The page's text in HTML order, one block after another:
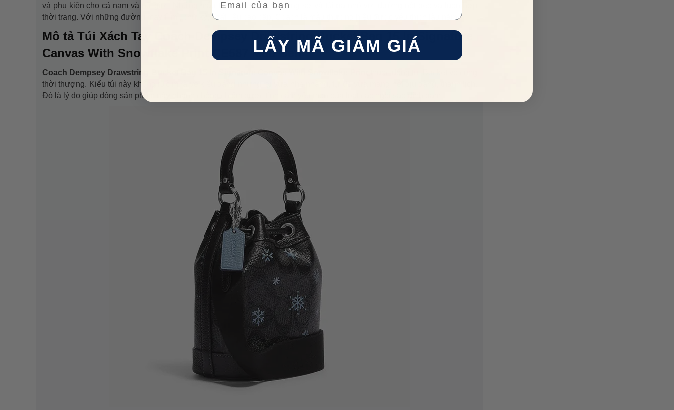
và phụ kiện cho cả nam và nữ giới. Những mẫu túi sang trọng, túi công sở và túi da nhỏ với đường nét đẹp và luôn hợp
thời trang. Với những đường may tỉ mỉ, chữ ký, chất liệu cao cấp, Coach là mẫu thương hiệu được yêu thích lâu năm.
Mô tả Túi Xách Tay Coach Dempsey Drawstring Bucket Bag 15 In Signature
Canvas With Snowflake Print CE587 Màu Đen
Coach Dempsey Drawstring Bucket Bag 15 In Signature Canvas With Snowflake Print
thời thượng. Kiểu túi này không rườm rà về kiểu dáng nhưng lại vừa nhẹ nhàng, tự do vừa mang nét dịu dàng, thanh lịch.
Đó là lý do giúp dòng sản phẩm này nhanh chóng chiếm được tình cảm yêu mến của loạt các ngôi sao đình đám.
LẤY MÃ GIẢM GIÁ